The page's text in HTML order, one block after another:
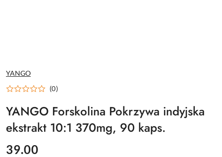
NAZWA
PRODUCENTA:
YANGO
(0)
YANGO Forskolina Pokrzywa indyjska
ekstrakt 10:1 370mg, 90 kaps.
cena:
39.00